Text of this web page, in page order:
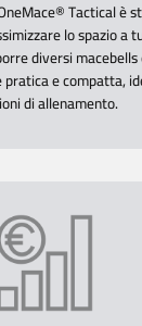
Tactical è
lo spazio a
diversi
e compatta,
di allenamento.